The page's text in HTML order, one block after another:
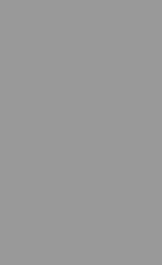
dell'azienda,
alle nostre linee